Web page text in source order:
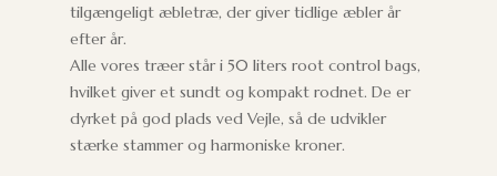
tilgængeligt æbletræ, der giver tidlige æbler år
efter år.
Alle vores træer står i 50 liters root control bags,
hvilket giver et sundt og kompakt rodnet. De er
dyrket på god plads ved Vejle, så de udvikler
stærke stammer og harmoniske kroner.